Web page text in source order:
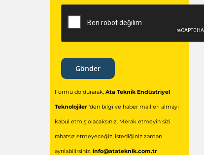
Gönder
Formu doldurarak,Ata Teknik Endüstriyel
Teknolojiler 'den bilgi ve haber mailleri almayı
kabul etmiş olacaksınız. Merak etmeyin sizi
rahatsız etmeyeceğiz, istediğiniz zaman
ayrılabilirsiniz.info@atateknik.com.tr